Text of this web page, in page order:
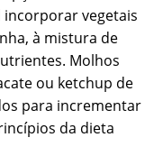
incorporar vegetais
à mistura de
Molhos
ou ketchup de
para incrementar
da dieta